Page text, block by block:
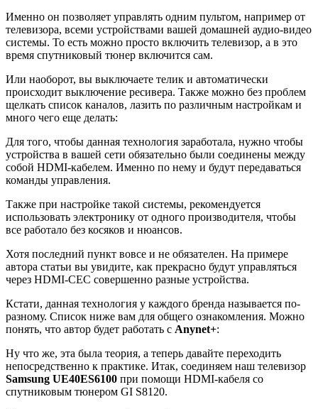
Именно он позволяет управлять одним пультом, например от
телевизора, всеми устройствами вашей домашней аудио-видео
системы. То есть можно просто включить телевизор, а в это
время спутниковый тюнер включится сам.
Или наоборот, вы выключаете телик и автоматически
происходит выключение ресивера. Также можно без проблем
щелкать список каналов, лазить по различным настройкам и
много чего еще делать:
Для того, чтобы данная технология заработала, нужно чтобы
устройства в вашей сети обязательно были соединены между
собой HDMI-кабелем. Именно по нему и будут передаваться
команды управления.
Также при настройке такой системы, рекомендуется
использовать электронику от одного производителя, чтобы
все работало без косяков и нюансов.
Хотя последний пункт вовсе и не обязателен. На примере
автора статьи вы увидите, как прекрасно будут управляться
через HDMI-CEC совершенно разные устройства.
Кстати, данная технология у каждого бренда называется по-
разному. Список ниже вам для общего ознакомления. Можно
понять, что автор будет работать с Anynet+:
Ну что же, эта была теория, а теперь давайте переходить
непосредственно к практике. Итак, соединяем наш телевизор
Samsung UE40ES6100 при помощи HDMI-кабеля со
спутниковым тюнером GI S8120.